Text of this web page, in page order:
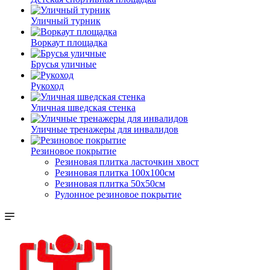
Уличный турник
Воркаут площадка
Брусья уличные
Рукоход
Уличная шведская стенка
Уличные тренажеры для инвалидов
Резиновое покрытие
Резиновая плитка ласточкин хвост
Резиновая плитка 100х100см
Резиновая плитка 50х50см
Рулонное резиновое покрытие